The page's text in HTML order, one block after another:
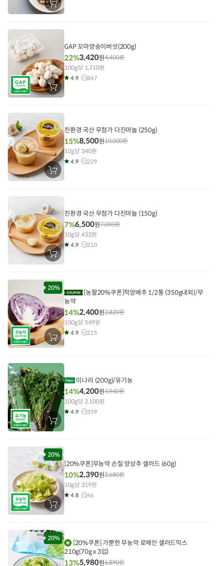
장
바
에
장
바
에
담
기
GAP 꼬마양송이버섯(200g)
22%3,420원4,400원
100g당 1,710원
4.9 847
장
바
에
기
친환경 국산 무첨가 다진마늘 (250g)
15%8,500원10,000원
10g당 340원
4.9 229
장
바
에
담
기
친환경 국산 무첨가 다진마늘 (150g)
7%6,500원7,000원
10g당 433원
4.9 210
20%
장
바
에
담
기
[농할20%쿠폰]적양배추 1/2통 (350g내외)/무
농약
14%2,400원2,820원
100g당 549원
4.9 215
장
바
에
담
기
미나리 (200g)/유기농
14%4,200원4,940원
100g당 2,100원
4.9 359
20%
장
바
에
담
기
[20%쿠폰]무농약 손질 양상추 샐러드 (60g)
10%2,390원2,680원
10g당 319원
4.8 46
20%
[20%쿠폰] 가뿐한 무농약 로메인 샐러드믹스
210g(70g x 3입)
13%5,980원6,890원